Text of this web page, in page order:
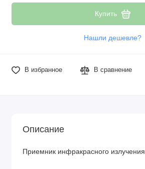
Стабилизаторы питания
Купить
Нашли дешевле?
В избранное В сравнение
Описание
Приемник инфракрасного излучения.